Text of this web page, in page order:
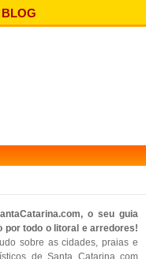
BLOG
o seu guia
por todo o litoral e arredores!
sobre as cidades, praias e
de Santa Catarina com